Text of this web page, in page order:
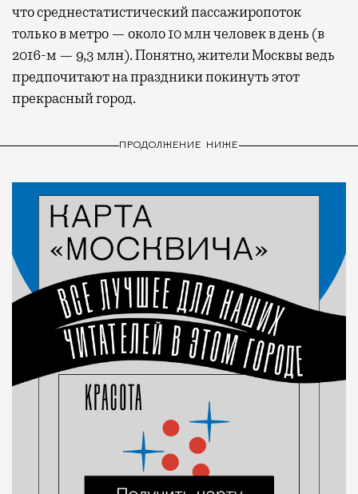
что среднестатистический пассажиропоток
только в метро — около 10 млн человек в день (в
2016-м — 9,3 млн). Понятно, жители Москвы ведь
предпочитают на праздники покинуть этот
прекрасный город.
ПРОДОЛЖЕНИЕ НИЖЕ